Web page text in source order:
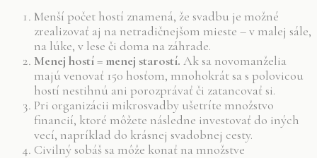
Menší počet hostí znamená, že svadbu je možné
zrealizovať aj na netradičnejšom mieste – v malej sále,
na lúke, v lese či doma na záhrade.
Menej hostí = menej starostí. Ak sa novomanželia
majú venovať 150 hosťom, mnohokrát sa s polovicou
hostí nestihnú ani porozprávať či zatancovať si.
Pri organizácii mikrosvadby ušetríte množstvo
financií, ktoré môžete následne investovať do iných
vecí, napríklad do krásnej svadobnej cesty.
Civilný sobáš sa môže konať na množstve